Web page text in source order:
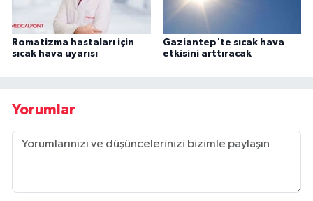
Romatizma hastaları için
sıcak hava uyarısı
Gaziantep'te sıcak hava
etkisini arttıracak
Yorumlar